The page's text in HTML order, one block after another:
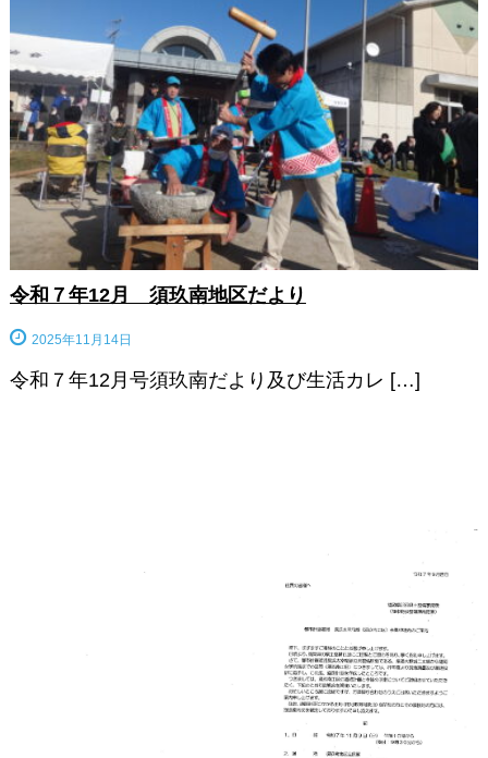
令和７年12月 須玖南地区だより
2025年11月14日
令和７年12月号須玖南だより及び生活カレ […]